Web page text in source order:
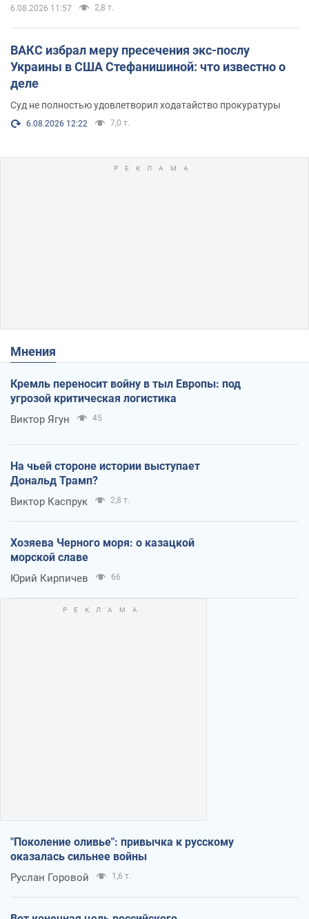
6.08.2026 11:57 2,8 т.
ВАКС избрал меру пресечения экс-послу
Украины в США Стефанишиной: что известно о
деле
Суд не полностью удовлетворил ходатайство прокуратуры
6.08.2026 12:22 7,0 т.
Мнения
Кремль переносит войну в тыл Европы: под
угрозой критическая логистика
Виктор Ягун 45
На чьей стороне истории выступает
Дональд Трамп?
Виктор Каспрук 2,8 т.
Хозяева Черного моря: о казацкой
морской славе
Юрий Кирпичев 66
"Поколение оливье": привычка к русскому
оказалась сильнее войны
Руслан Горовой 1,6 т.